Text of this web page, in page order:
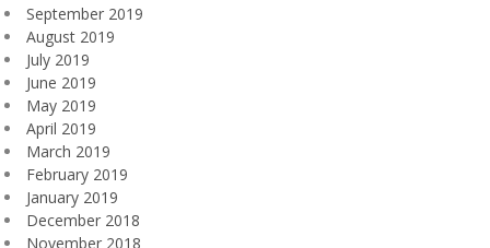
September 2019
August 2019
July 2019
June 2019
May 2019
April 2019
March 2019
February 2019
January 2019
December 2018
November 2018